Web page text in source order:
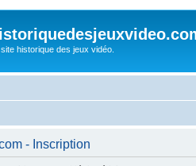
historique des jeux vidéo.
- Inscription